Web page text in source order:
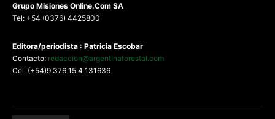
Grupo Misiones Online.Com SA
Tel: +54 (0376) 4425800
Editora/periodista : Patricia Escobar
Contacto: redaccion@argentinaforestal.com
Cel: (+54)9 376 15 4 131636